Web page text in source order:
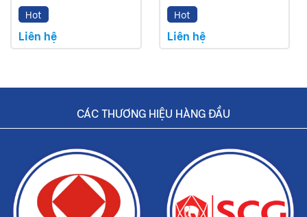
Hot
Liên hệ
Hot
Liên hệ
CÁC THƯƠNG HIỆU HÀNG ĐẦU